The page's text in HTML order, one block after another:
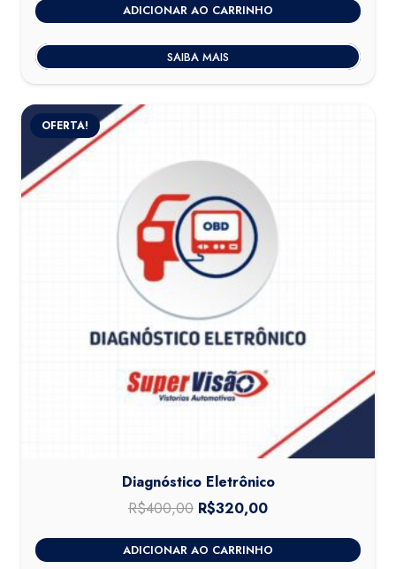
ADICIONAR AO CARRINHO
SAIBA MAIS
OFERTA!
Diagnóstico Eletrônico
R$400,00 O
original
R$320,00
atual
ADICIONAR AO CARRINHO